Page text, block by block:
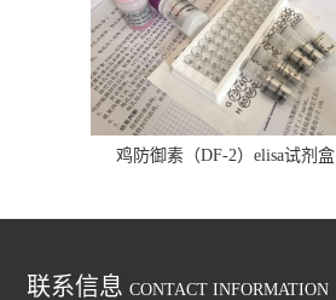
鸡防御素（DF-2）elisa试剂盒
联系信息 CONTACT INFORMATION